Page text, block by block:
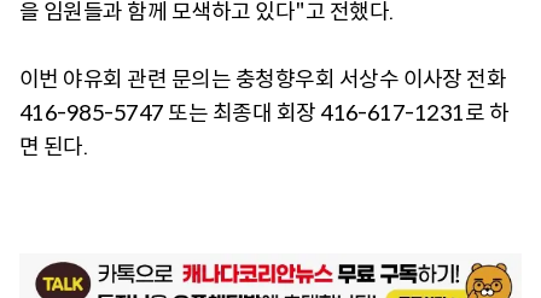
을 임원들과 함께 모색하고 있다"고 전했다.
이번 야유회 관련 문의는 충청향우회 서상수 이사장 전화
416-985-5747 또는 최종대 회장 416-617-1231로 하
면 된다.